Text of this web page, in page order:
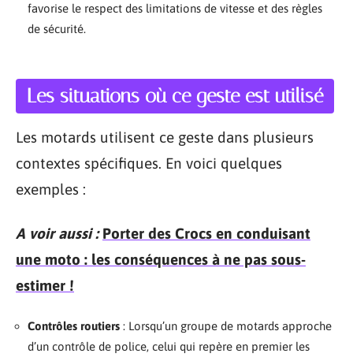
favorise le respect des limitations de vitesse et des règles
de sécurité.
Les situations où ce geste est utilisé
Les motards utilisent ce geste dans plusieurs
contextes spécifiques. En voici quelques
exemples :
A voir aussi : Porter des Crocs en conduisant
une moto : les conséquences à ne pas sous-
estimer !
Contrôles routiers : Lorsqu’un groupe de motards approche
d’un contrôle de police, celui qui repère en premier les